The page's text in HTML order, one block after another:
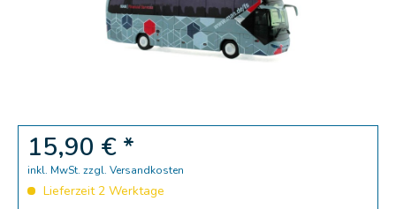
15,90 € *
inkl. MwSt. zzgl. Versandkosten
Lieferzeit 2 Werktage